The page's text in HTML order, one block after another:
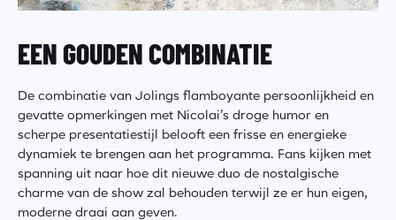
EEN GOUDEN COMBINATIE
De combinatie van Jolings flamboyante persoonlijkheid en
gevatte opmerkingen met Nicolai’s droge humor en
scherpe presentatiestijl belooft een frisse en energieke
dynamiek te brengen aan het programma. Fans kijken met
spanning uit naar hoe dit nieuwe duo de nostalgische
charme van de show zal behouden terwijl ze er hun eigen,
moderne draai aan geven.